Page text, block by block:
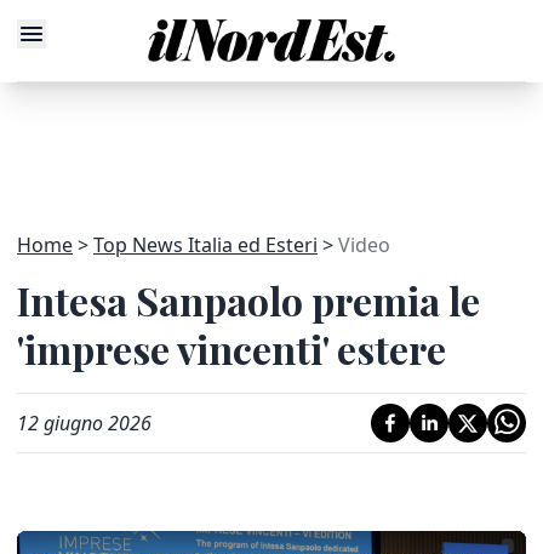
Home Top News Italia ed Esteri Video
Intesa Sanpaolo premia le
'imprese vincenti' estere
12 giugno 2026